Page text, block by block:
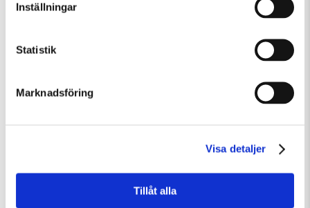
Inställningar
Statistik
Marknadsföring
Visa detaljer
Tillåt alla
Konstkollo 11/8–14/8: Skulptur – kända och okända djur